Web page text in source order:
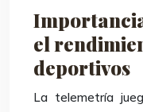
el
deportivos
La telemetría